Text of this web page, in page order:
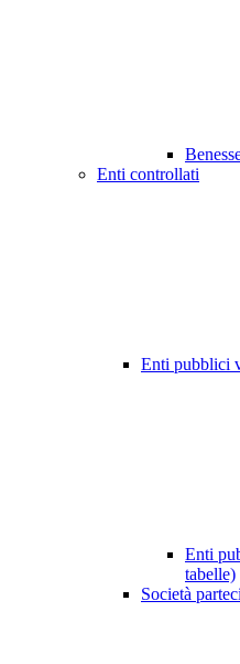
Enti controllati
Enti pubblici
Enti
tabelle)
Società